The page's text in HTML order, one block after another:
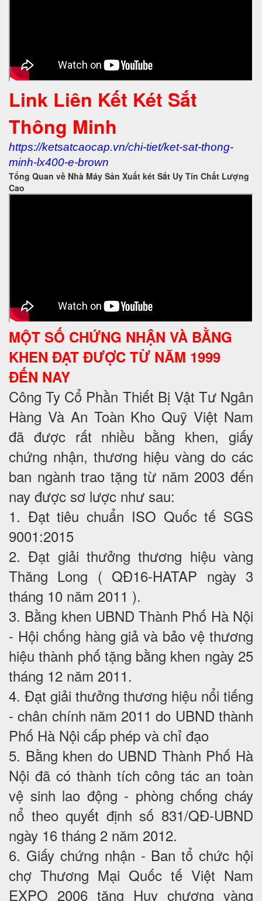
Link Liên Kết Két Sắt
Thông Minh
https://ketsatcaocap.vn/chi-tiet/ket-sat-thong-
minh-lx400-e-brown
Tổng Quan về Nhà Máy Sản Xuất két Sắt Uy Tín Chất Lượng
Cao
MỘT SỐ CHỨNG NHẬN VÀ BẰNG
KHEN ĐẠT ĐƯỢC TỪ NĂM 1999
ĐẾN NAY
Công Ty Cổ Phần Thiết Bị Vật Tư Ngân
Hàng Và An Toàn Kho Quỹ Việt Nam
đã được rất nhiều bằng khen, giấy
chứng nhận, thương hiệu vàng do các
ban ngành trao tặng từ năm 2003 đến
nay được sơ lược như sau:
1. Đạt tiêu chuẩn ISO Quốc tế SGS
9001:2015
2. Đạt giải thưởng thương hiệu vàng
Thăng Long ( QĐ16-HATAP ngày 3
tháng 10 năm 2011 ).
3. Bằng khen UBND Thành Phố Hà Nội
- Hội chống hàng giả và bảo vệ thương
hiệu thành phố tặng bằng khen ngày 25
tháng 12 năm 2011.
4. Đạt giải thưởng thương hiệu nổi tiếng
- chân chính năm 2011 do UBND thành
Phố Hà Nội cấp phép và chỉ đạo
5. Bằng khen do UBND Thành Phố Hà
Nội đã có thành tích công tác an toàn
vệ sinh lao động - phòng chống cháy
nổ theo quyết định số 831/QĐ-UBND
ngày 16 tháng 2 năm 2012.
6. Giấy chứng nhận - Ban tổ chức hội
chợ Thương Mại Quốc tế Việt Nam
EXPO 2006 tặng Huy chương vàng